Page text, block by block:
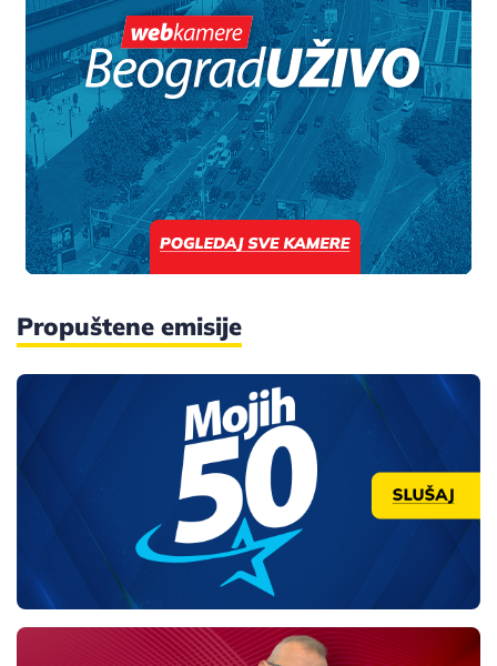
Propuštene emisije